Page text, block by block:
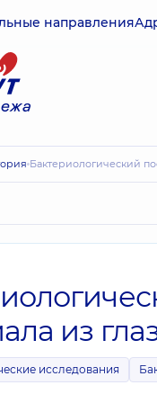
направления
Бактериологический
из
исследования